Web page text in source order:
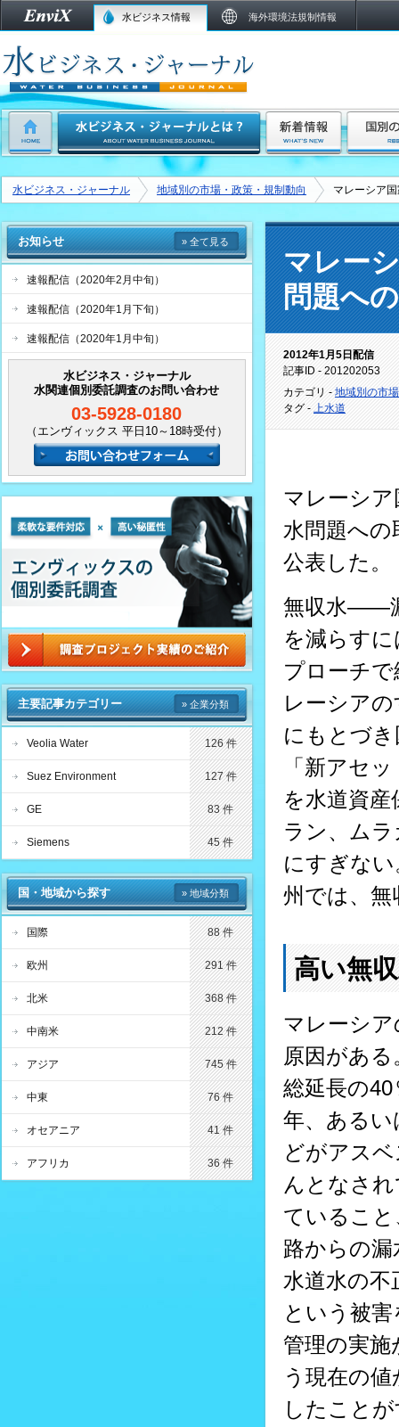
水ビジネス情報 海外環境法規制情報
水ビジネス・ジャーナル 地域別の市場・政策・規制動向 マレーシア
マレー
問題へ
2012年1月5日配信
記事ID - 201202053
カテゴリ - 地域別の市
タグ - 上水道
マレーシア
水問題へ
公表した。
無収水――
を減らす
プローチ
レーシア
にもとづ
「新アセ
を水道資
ラン、ム
にすぎな
州では、
高い無
マレーシ
原因があ
総延長の
年、ある
どがアス
んとなさ
ているこ
路からの
水道水の不
という被
管理の実施
う現在の
したこと
お知らせ » 全て見る
速報配信（2020年2月中旬）
速報配信（2020年1月下旬）
速報配信（2020年1月中旬）
水ビジネス・ジャーナル
水関連個別委託調査のお問い合わせ
03-5928-0180
（エンヴィックス 平日10～18時受付）
主要記事カテゴリー » 企業分類
Veolia Water 126 件
Suez Environment 127 件
GE 83 件
Siemens 45 件
国・地域から探す » 地域分類
国際 88 件
欧州 291 件
北米 368 件
中南米 212 件
アジア 745 件
中東 76 件
オセアニア 41 件
アフリカ 36 件